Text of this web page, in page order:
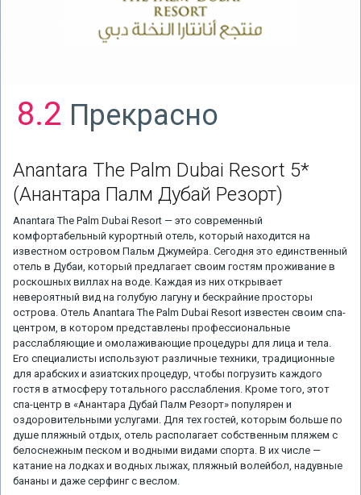
8.2 Прекрасно
Anantara The Palm Dubai Resort 5*
(Анантара Палм Дубай Резорт)
Anantara The Palm Dubai Resort — это современный
комфортабельный курортный отель, который находится на
известном островом Пальм Джумейра. Сегодня это единственный
отель в Дубаи, который предлагает своим гостям проживание в
роскошных виллах на воде. Каждая из них открывает
невероятный вид на голубую лагуну и бескрайние просторы
острова. Отель Anantara The Palm Dubai Resort известен своим спа-
центром, в котором представлены профессиональные
расслабляющие и омолаживающие процедуры для лица и тела.
Его специалисты используют различные техники, традиционные
для арабских и азиатских процедур, чтобы погрузить каждого
гостя в атмосферу тотального расслабления. Кроме того, этот
спа-центр в «Анантара Дубай Палм Резорт» популярен и
оздоровительными услугами. Для тех гостей, которым больше по
душе пляжный отдых, отель располагает собственным пляжем с
белоснежным песком и водными видами спорта. В их числе —
катание на лодках и водных лыжах, пляжный волейбол, надувные
бананы и даже серфинг с веслом.